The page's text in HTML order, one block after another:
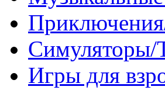
Симуляторы/
Игры для